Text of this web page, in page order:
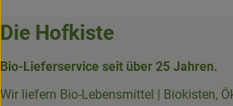
Die Hofkiste
Bio-Lieferservice seit über 25 Jahren.
Wir liefern Bio-Lebensmittel | Biokisten,